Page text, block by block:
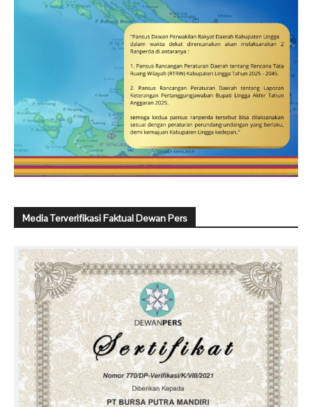
Media Terverifikasi Faktual Dewan Pers